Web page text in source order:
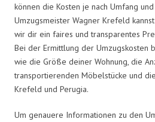
können die Kosten je nach Umfang
Umzugsmeister Wagner Krefeld
wir dir ein faires und transparentes
Bei der Ermittlung der Umzugskosten
wie die Größe deiner Wohnung, die
transportierenden Möbelstücke und
Krefeld und Perugia.
Um genauere Informationen zu den